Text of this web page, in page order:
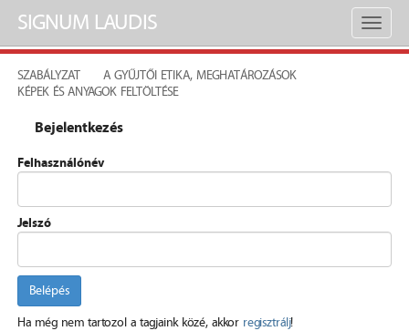
Toggle
SIGNUM LAUDIS
SZABÁLYZAT
A GYŰJTŐI ETIKA, MEGHATÁROZÁSOK
KÉPEK ÉS ANYAGOK FELTÖLTÉSE
Bejelentkezés
Felhasználónév
Jelszó
Belépés
Ha még nem tartozol a tagjaink közé, akkor regisztrálj!